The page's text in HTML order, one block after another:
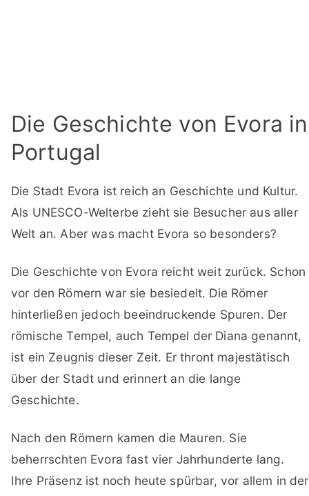
Die Geschichte von Evora in
Portugal
Die Stadt Evora ist reich an Geschichte und Kultur.
Als UNESCO-Welterbe zieht sie Besucher aus aller
Welt an. Aber was macht Evora so besonders?
Die Geschichte von Evora reicht weit zurück. Schon
vor den Römern war sie besiedelt. Die Römer
hinterließen jedoch beeindruckende Spuren. Der
römische Tempel, auch Tempel der Diana genannt,
ist ein Zeugnis dieser Zeit. Er thront majestätisch
über der Stadt und erinnert an die lange
Geschichte.
Nach den Römern kamen die Mauren. Sie
beherrschten Evora fast vier Jahrhunderte lang.
Ihre Präsenz ist noch heute spürbar, vor allem in der